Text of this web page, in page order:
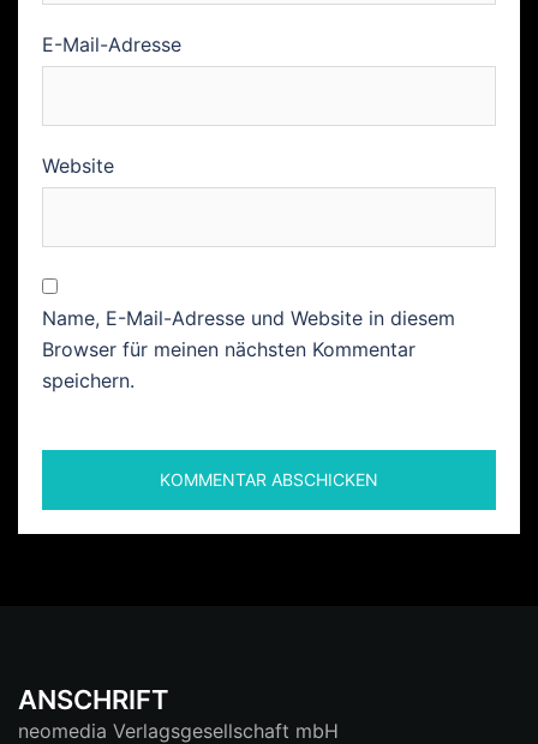
E-Mail-Adresse
Website
Name, E-Mail-Adresse und Website in diesem
Browser für meinen nächsten Kommentar
speichern.
ANSCHRIFT
neomedia Verlagsgesellschaft mbH